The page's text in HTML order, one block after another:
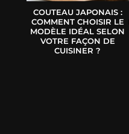
COUTEAU JAPONAIS :
COMMENT CHOISIR LE
MODÈLE IDÉAL SELON
VOTRE FAÇON DE
CUISINER ?